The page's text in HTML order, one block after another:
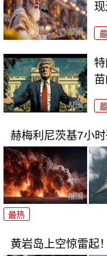
赫梅利尼茨基7小
最热
黄岩岛上空惊雷起